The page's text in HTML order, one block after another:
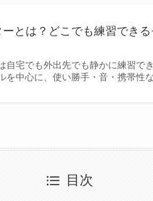
とは？どこでも練習でき
自宅でも外出先でも静かに練習で
を中心に、使い勝手・音・携帯性
目次